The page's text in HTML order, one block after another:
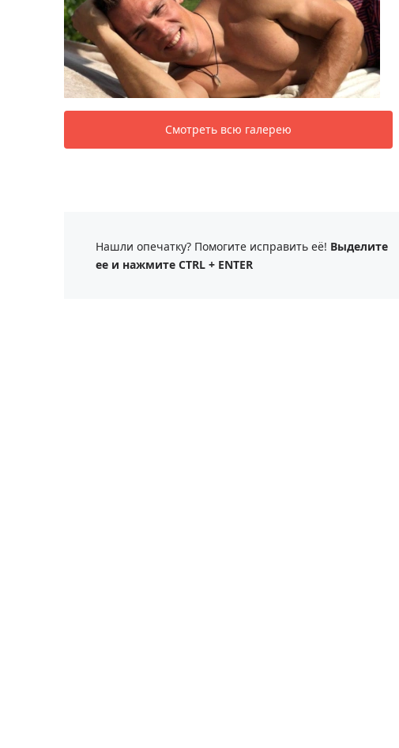
Смотреть всю галерею
Нашли опечатку? Помогите исправить её! Выделите
ее и нажмите CTRL + ENTER